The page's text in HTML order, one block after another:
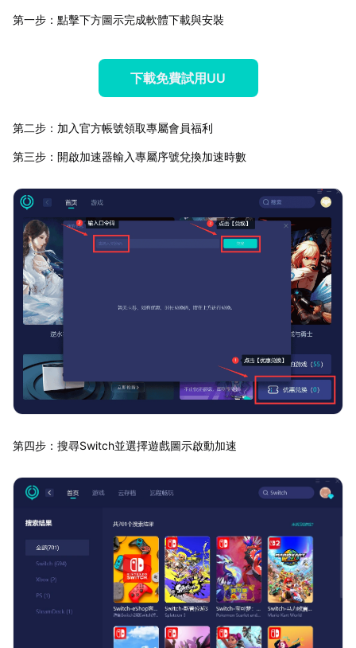
第一步：點擊下方圖示完成軟體下載與安裝
下載免費試用UU
第二步：加入官方帳號領取專屬會員福利
第三步：開啟加速器輸入專屬序號兌換加速時數
第四步：搜尋Switch並選擇遊戲圖示啟動加速